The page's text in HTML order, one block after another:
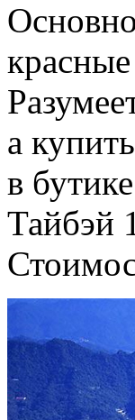
а
в бутике
Тайбэй